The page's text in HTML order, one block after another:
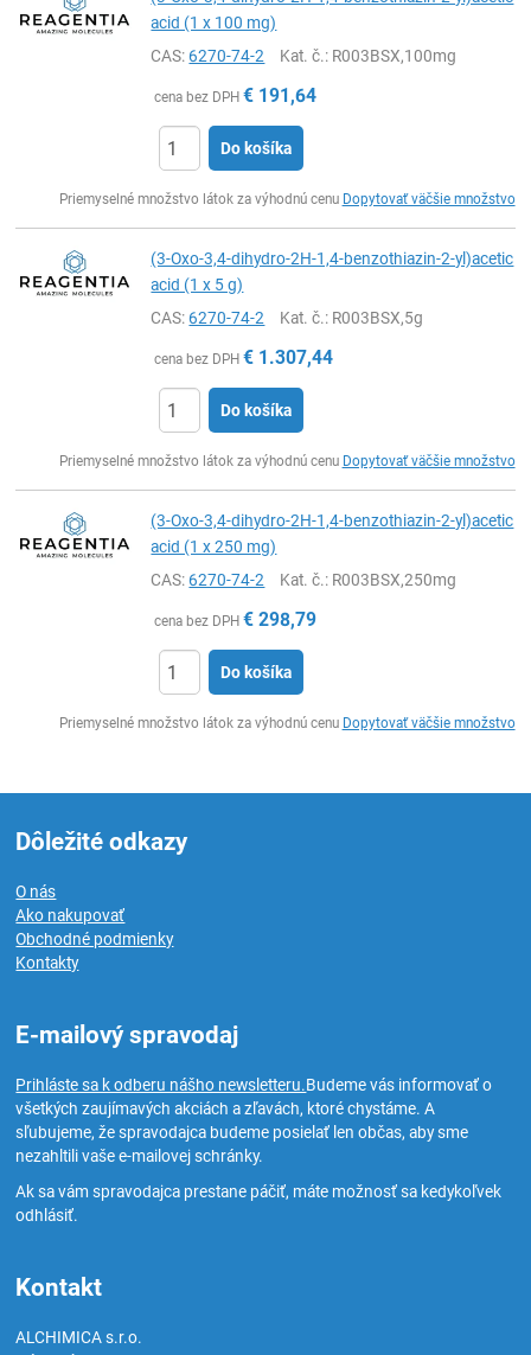
acid (1 x 100 mg)
CAS:6270-74-2 Kat. č.: R003BSX,100mg
cena bez DPH € 191,64
Do košíka
Priemyselné množstvo látok za výhodnú cenu Dopytovať väčšie množstvo
(3-Oxo-3,4-dihydro-2H-1,4-benzothiazin-2-yl)acetic
acid (1 x 5 g)
CAS:6270-74-2 Kat. č.: R003BSX,5g
cena bez DPH € 1.307,44
Do košíka
Priemyselné množstvo látok za výhodnú cenu Dopytovať väčšie množstvo
(3-Oxo-3,4-dihydro-2H-1,4-benzothiazin-2-yl)acetic
acid (1 x 250 mg)
CAS:6270-74-2 Kat. č.: R003BSX,250mg
cena bez DPH € 298,79
Do košíka
Priemyselné množstvo látok za výhodnú cenu Dopytovať väčšie množstvo
Dôležité odkazy
O nás
Ako nakupovať
Obchodné podmienky
Kontakty
E-mailový spravodaj
Prihláste sa k odberu nášho newsletteru.Budeme vás informovať o
všetkých zaujímavých akciách a zľavách, ktoré chystáme. A
sľubujeme, že spravodajca budeme posielať len občas, aby sme
nezahltili vaše e-mailovej schránky.
Ak sa vám spravodajca prestane páčiť, máte možnosť sa kedykoľvek
odhlásiť.
Kontakt
ALCHIMICA s.r.o.